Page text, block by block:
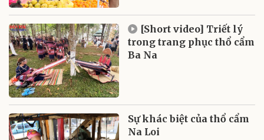
[Short video] Triết lý
trong trang phục thổ cẩm
Ba Na
Sự khác biệt của thổ cẩm
Na Loi